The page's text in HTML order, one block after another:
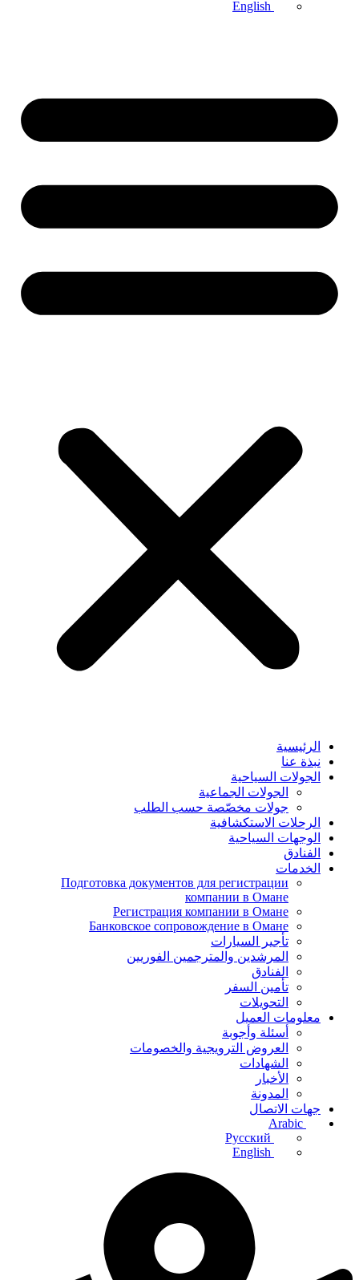
English
الرئيسية
نبذة عنا
الجولات السياحية
الجولات الجماعية
جولات مخصّصة حسب الطلب
الرحلات الاستكشافية
الوجهات السياحية
الفنادق
الخدمات
Подготовка документов для регистрации
компании в Омане
Регистрация компании в Омане
Банковское сопровождение в Омане
تأجير السيارات
المرشدين والمترجمين الفوريين
الفنادق
تأمين السفر
التحويلات
معلومات العميل
أسئلة وأجوبة
العروض الترويجية والخصومات
الشهادات
الأخبار
المدونة
جهات الاتصال
Arabic
Русский
English